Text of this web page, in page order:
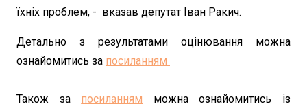
їхніх проблем, - вказав депутат Іван Ракич.
Детально з результатами оцінювання можна
ознайомитись за посиланням
Також за посиланням можна ознайомитись із